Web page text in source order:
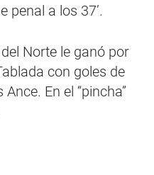
penal a los 37’.
Norte le ganó por
con goles de
En el “pincha”